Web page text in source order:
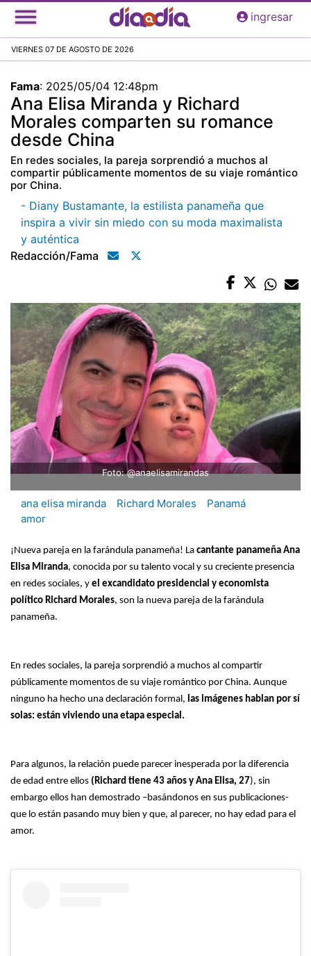
Pasar
al
principal
ingresar
VIERNES 07 DE AGOSTO DE 2026
Fama: 2025/05/04 12:48pm
Ana Elisa Miranda y Richard
Morales comparten su romance
desde China
En redes sociales, la pareja sorprendió a muchos al
compartir públicamente momentos de su viaje romántico
por China.
- Diany Bustamante, la estilista panameña que
inspira a vivir sin miedo con su moda maximalista
y auténtica
Redacción/fama
Foto: @anaelisamirandas
ana elisa miranda Richard Morales
Panamá
amor
¡Nueva pareja en la farándula panameña! La cantante panameña Ana
Elisa Miranda, conocida por su talento vocal y su creciente presencia
en redes sociales, y el excandidato presidencial y economista
político Richard Morales, son la nueva pareja de la farándula
panameña.
En redes sociales, la pareja sorprendió a muchos al compartir
públicamente momentos de su viaje romántico por China. Aunque
ninguno ha hecho una declaración formal, las imágenes hablan por sí
solas: están viviendo una etapa especial.
Para algunos, la relación puede parecer inesperada por la diferencia
de edad entre ellos (Richard tiene 43 años y Ana Elisa, 27), sin
embargo ellos han demostrado –basándonos en sus publicaciones-
que lo están pasando muy bien y que, al parecer, no hay edad para el
amor.